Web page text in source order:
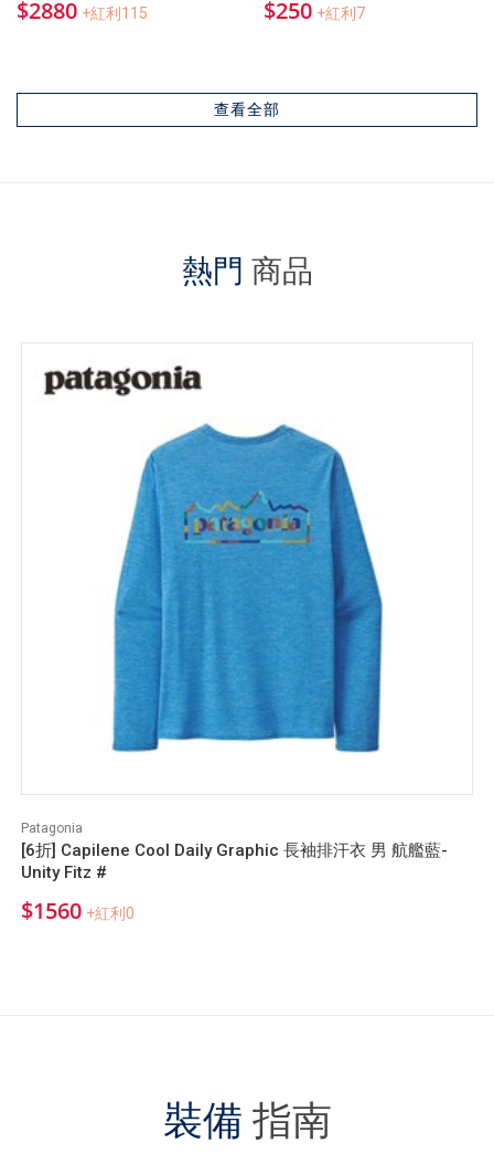
$2880 +紅利115 $250 +紅利7
查看全部
熱門 商品
Patagonia
[6折] Capilene Cool Daily Graphic 長袖排汗衣 男 航艦藍-
Unity Fitz #
$1560 +紅利0
裝備 指南